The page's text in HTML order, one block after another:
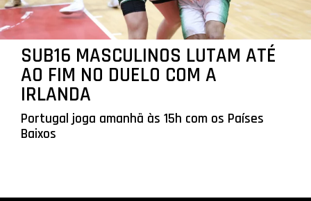
SUB16 MASCULINOS LUTAM ATÉ
AO FIM NO DUELO COM A
IRLANDA
Portugal joga amanhã às 15h com os Países
Baixos